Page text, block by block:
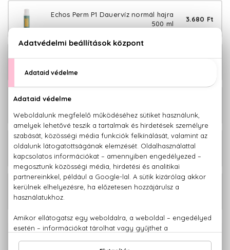
Echos Perm P1 Dauervíz normál hajra
500 ml
3.680 Ft
Echos Perm P1 Csomag dauervízzel és
Echos Perm P2 Dauervíz festett hajra
Echos Perm P2 Csomag dauervízzel és
neutralizálóval Szett 100+120 ml
4.680 Ft
Echos Perm Synergy Ammóniamentes